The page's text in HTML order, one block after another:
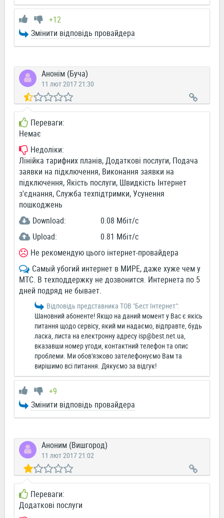
+12
Змінити відповідь провайдера
Анонім (Буча)
11 лют 2017 21:30
Переваги:
Немає
Недоліки:
Лінійка тарифних планів, Додаткові послуги, Подача
заявки на підключення, Виконання заявки на
підключення, Якість послуги, Швидкість Інтернет
з'єднання, Служба техпідтримки, Усунення
пошкоджень
Download:
0.08 Мбіт/c
Upload:
0.81 Мбіт/c
Не рекомендую цього інтернет-провайдера
Самый убогий интернет в МИРЕ, даже хуже чем у
МТС. В техподдержку не дозвонится. Интернета по 5
дней подряд не бывает.
Відповідь представника ТОВ "Бест Інтернет":
Шановний абоненте! Якщо на даний момент у Вас є якісь
питання щодо сервісу, який ми надаємо, відправте, будь
ласка, листа на електронну адресу isp@best.net.ua,
вказавши номер угоди, контактний телефон та опис
проблеми. Ми обов'язково зателефонуємо Вам та
вирішимо всі питання. Дякуємо за відгук!
+9
Змінити відповідь провайдера
Аноним (Вишгород)
11 лют 2017 21:02
Переваги:
Додаткові послуги